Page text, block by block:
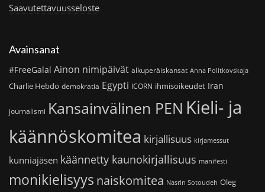
Saavutettavuusseloste
Avainsanat
#FreeGalal Ainon nimipäivät alkuperäiskansat Anna Politkovskaja
Charlie Hebdo demokratia Egypti ICORN ihmisoikeudet Iran
journalismi Kansainvälinen PEN Kieli- ja
käännöskomitea kirjallisuus kirjamessut
kunniajäsen käännetty kaunokirjallisuus manifesti
monikielisyys naiskomitea Nasrin Sotoudeh Oleg